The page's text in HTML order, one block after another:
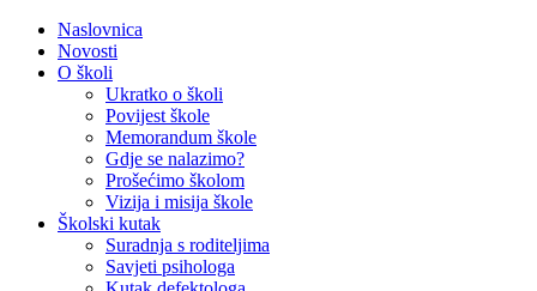
Naslovnica
Novosti
O školi
Ukratko o školi
Povijest škole
Memorandum škole
Gdje se nalazimo?
Prošećimo školom
Vizija i misija škole
Školski kutak
Suradnja s roditeljima
Savjeti psihologa